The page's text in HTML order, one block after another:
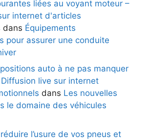
liées au voyant moteur –
internet d'articles
dans Équipements
pour assurer une conduite
auto à ne pas manquer
live sur internet
dans Les nouvelles
le domaine des véhicules
l’usure de vos pneus et